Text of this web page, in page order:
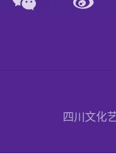
四川文化